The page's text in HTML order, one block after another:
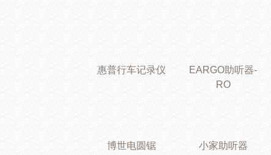
惠普行车记录仪
EARGO助听器-
RO
博世电圆锯 小家助听器